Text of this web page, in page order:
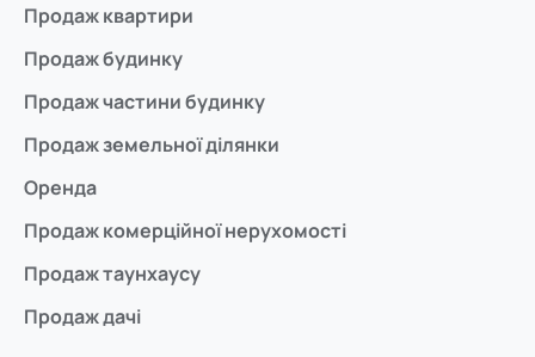
Продаж квартири
Продаж будинку
Продаж частини будинку
Продаж земельної ділянки
Оренда
Продаж комерційної нерухомості
Продаж таунхаусу
Продаж дачі